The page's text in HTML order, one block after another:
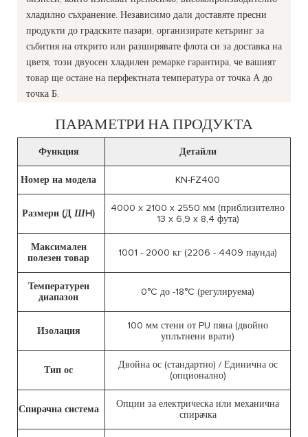
хладилно съхранение. Независимо дали доставяте пресни
продукти до градските пазари, организирате кетъринг за
събития на открито или разширявате флота си за доставка на
цветя, този двуосен хладилен ремарке гарантира, че вашият
товар ще остане на перфектната температура от точка А до
точка Б.
ПАРАМЕТРИ НА ПРОДУКТА
Функция Детайли
Номер на модела KN-FZ400
Размери (Д ШH)
4000 x 2100 x 2550 мм (приблизително
13 x 6,9 x 8,4 фута)
Максимален
полезен товар
1001 - 2000 кг (2206 - 4409 паунда)
Температурен
диапазон
0°C до -18°C (регулируема)
Изолация
100 мм стени от PU пяна (двойно
уплътнени врати)
Тип ос
Двойна ос (стандартно) / Единична ос
(опционално)
Спирачна система
Опции за електрическа или механична
спирачка